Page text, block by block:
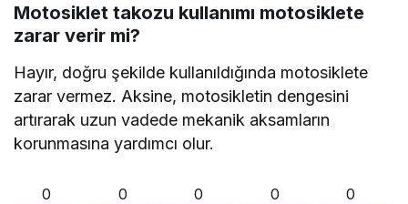
Motosiklet takozu kullanımı motosiklete
zarar verir mi?
Hayır, doğru şekilde kullanıldığında motosiklete
zarar vermez. Aksine, motosikletin dengesini
artırarak uzun vadede mekanik aksamların
korunmasına yardımcı olur.
0 0 0 0 0